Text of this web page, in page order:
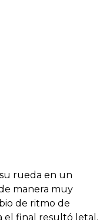
rueda en un
manera muy
de ritmo de
el final resultó letal.